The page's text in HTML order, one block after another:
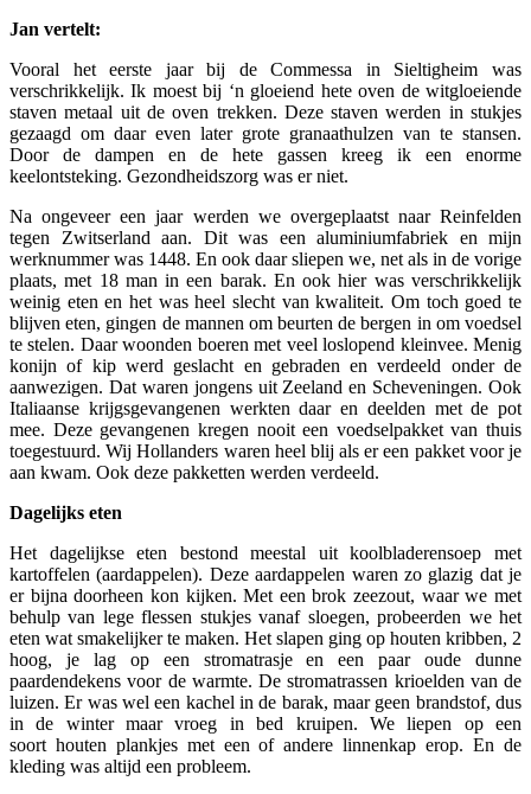
Jan vertelt:
Vooral het eerste jaar bij de Commessa in Sieltigheim was
verschrikkelijk. Ik moest bij ‘n gloeiend hete oven de witgloeiende
staven metaal uit de oven trekken. Deze staven werden in stukjes
gezaagd om daar even later grote granaathulzen van te stansen.
Door de dampen en de hete gassen kreeg ik een enorme
keelontsteking. Gezondheidszorg was er niet.
Na ongeveer een jaar werden we overgeplaatst naar Reinfelden
tegen Zwitserland aan. Dit was een aluminiumfabriek en mijn
werknummer was 1448. En ook daar sliepen we, net als in de vorige
plaats, met 18 man in een barak. En ook hier was verschrikkelijk
weinig eten en het was heel slecht van kwaliteit. Om toch goed te
blijven eten, gingen de mannen om beurten de bergen in om voedsel
te stelen. Daar woonden boeren met veel loslopend kleinvee. Menig
konijn of kip werd geslacht en gebraden en verdeeld onder de
aanwezigen. Dat waren jongens uit Zeeland en Scheveningen. Ook
Italiaanse krijgsgevangenen werkten daar en deelden met de pot
mee. Deze gevangenen kregen nooit een voedselpakket van thuis
toegestuurd. Wij Hollanders waren heel blij als er een pakket voor je
aan kwam. Ook deze pakketten werden verdeeld.
Dagelijks eten
Het dagelijkse eten bestond meestal uit koolbladerensoep met
kartoffelen (aardappelen). Deze aardappelen waren zo glazig dat je
er bijna doorheen kon kijken. Met een brok zeezout, waar we met
behulp van lege flessen stukjes vanaf sloegen, probeerden we het
eten wat smakelijker te maken. Het slapen ging op houten kribben, 2
hoog, je lag op een stromatrasje en een paar oude dunne
paardendekens voor de warmte. De stromatrassen krioelden van de
luizen. Er was wel een kachel in de barak, maar geen brandstof, dus
in de winter maar vroeg in bed kruipen. We liepen op een
soort houten plankjes met een of andere linnenkap erop. En de
kleding was altijd een probleem.